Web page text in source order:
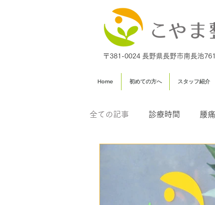
〒381-0024 長野県長野市南長池
Home 初めての方へ スタッフ紹介
全ての記事 診療時間 腰痛
交通事故治